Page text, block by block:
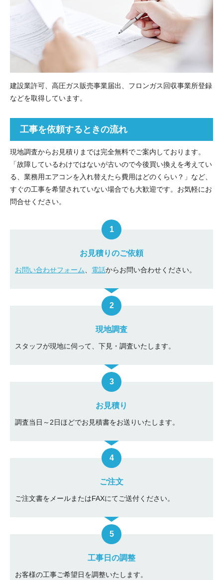
建設業許可、高圧ガス販売事業届出、フロンガス回収事業所登録
などを取得しています。
工事を依頼するときの流れ
現地調査からお見積りまでは完全無料でご案内しております。
「故障しているわけではないが古いので今後買い換えを考えてい
る、業務用エアコンを入れ替えたら費用はどのくらい？」など、
すぐの工事を希望されていない場合でも大歓迎です。お気軽にお
問合せください。
お見積りのご依頼
お問い合わせフォーム 電話からお問い合わせください。
現地調査
スタッフが現地に伺って、下見・調査いたします。
お見積り
調査当日～2日ほどでお見積書をお送りいたします。
ご注文
ご注文書をメールまたはFAXにてご送付ください。
工事日の調整
お客様の工事ご希望日を調整いたします。